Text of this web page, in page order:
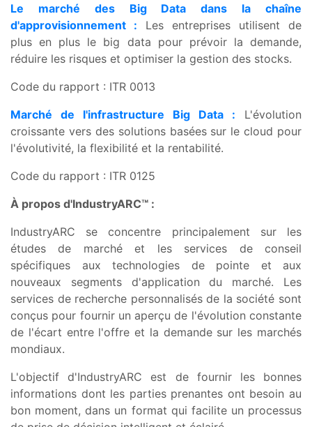
Le marché des Big Data dans la chaîne
d'approvisionnement : Les entreprises utilisent de
plus en plus le big data pour prévoir la demande,
réduire les risques et optimiser la gestion des stocks.
Code du rapport : ITR 0013
Marché de l'infrastructure Big Data : L'évolution
croissante vers des solutions basées sur le cloud pour
l'évolutivité, la flexibilité et la rentabilité.
Code du rapport : ITR 0125
À propos d'IndustryARC™ :
IndustryARC se concentre principalement sur les
études de marché et les services de conseil
spécifiques aux technologies de pointe et aux
nouveaux segments d'application du marché. Les
services de recherche personnalisés de la société sont
conçus pour fournir un aperçu de l'évolution constante
de l'écart entre l'offre et la demande sur les marchés
mondiaux.
L'objectif d'IndustryARC est de fournir les bonnes
informations dont les parties prenantes ont besoin au
bon moment, dans un format qui facilite un processus